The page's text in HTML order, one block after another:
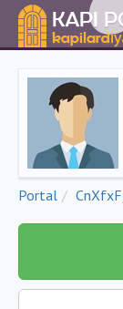
Portal